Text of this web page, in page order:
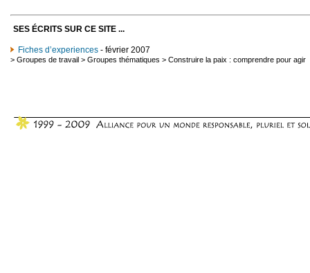
SES ÉCRITS SUR CE SITE ...
Fiches d’experiences - février 2007
> Groupes de travail > Groupes thématiques > Construire la paix : comprendre pour agir